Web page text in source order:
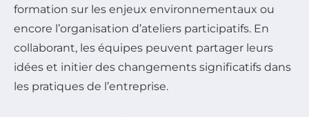
formation sur les enjeux environnementaux ou
encore l’organisation d’ateliers participatifs. En
collaborant, les équipes peuvent partager leurs
idées et initier des changements significatifs dans
les pratiques de l’entreprise.